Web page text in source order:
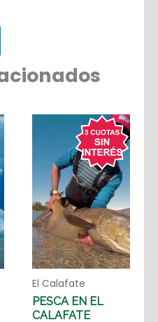
El Calafate
PESCA EN EL
CALAFATE